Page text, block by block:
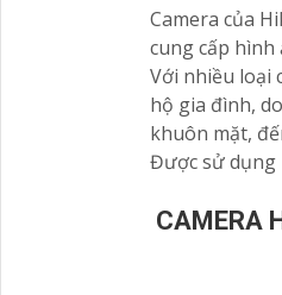
Camera của
cung cấp hình
Với nhiều loại
hộ gia đình,
khuôn mặt,
Được sử dụng
CAMERA